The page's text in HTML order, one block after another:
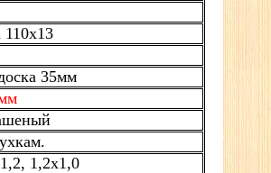
35мм
1,2х1,0